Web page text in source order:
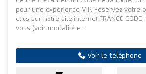
pour une expérience VIP. Réservez votre
clics sur notre site internet FRANCE
vous (voir modalité e...
Voir le téléphone